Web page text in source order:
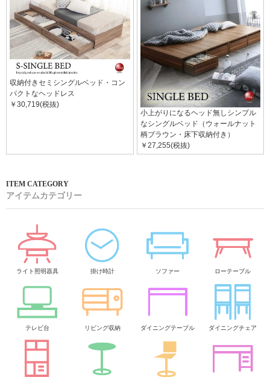
収納付きセミシングルベッド・コン
パクトなヘッドレス
￥30,719(税抜)
小上がりになるヘッド無しシンプル
なシングルベッド（ウォールナット
柄ブラウン・床下収納付き）
￥27,255(税抜)
アイテムカテゴリー
ライト照明器具 掛け時計 ソファー ローテーブル
テレビ台 リビング収納 ダイニングテーブル ダイニングチェア